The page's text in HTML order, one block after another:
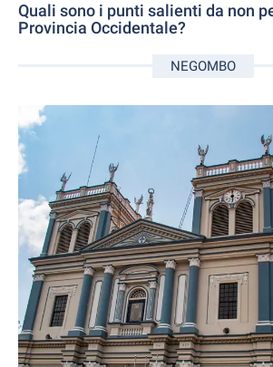
Quali sono i punti salienti da non
Provincia Occidentale?
NEGOMBO